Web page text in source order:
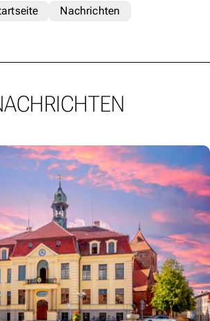
Nachrichten